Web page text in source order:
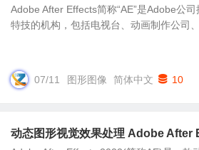
Adobe After Effects简称“AE”是Adobe公
特技的机构，包括电视台、动画制作公司
07/11 图形图像 简体中文 10
动态图形视觉效果处理 Adobe After